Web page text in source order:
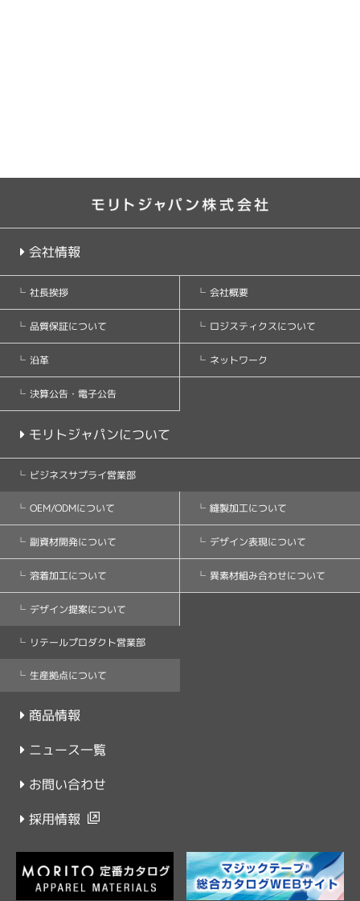
会社情報
社長挨拶 会社概要
品質保証について ロジスティクスについて
沿革 ネットワーク
決算公告・電子公告
モリトジャパンについて
ビジネスサプライ営業部
OEM/ODMについて 縫製加工について
副資材開発について デザイン表現について
溶着加工について 異素材組み合わせについて
デザイン提案について
リテールプロダクト営業部
生産拠点について
商品情報
ニュース一覧
お問い合わせ
採用情報